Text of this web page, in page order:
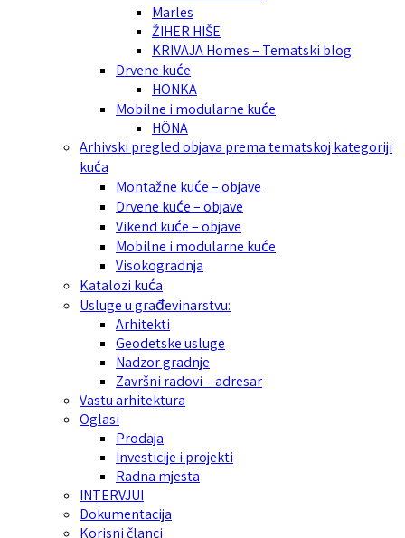
Marles
ŽIHER HIŠE
KRIVAJA Homes – Tematski blog
Drvene kuće
HONKA
Mobilne i modularne kuće
HÖNA
Arhivski pregled objava prema tematskoj kategoriji
kuća
Montažne kuće – objave
Drvene kuće – objave
Vikend kuće – objave
Mobilne i modularne kuće
Visokogradnja
Katalozi kuća
Usluge u građevinarstvu:
Arhitekti
Geodetske usluge
Nadzor gradnje
Završni radovi – adresar
Vastu arhitektura
Oglasi
Prodaja
Investicije i projekti
Radna mjesta
INTERVJUI
Dokumentacija
Korisni članci